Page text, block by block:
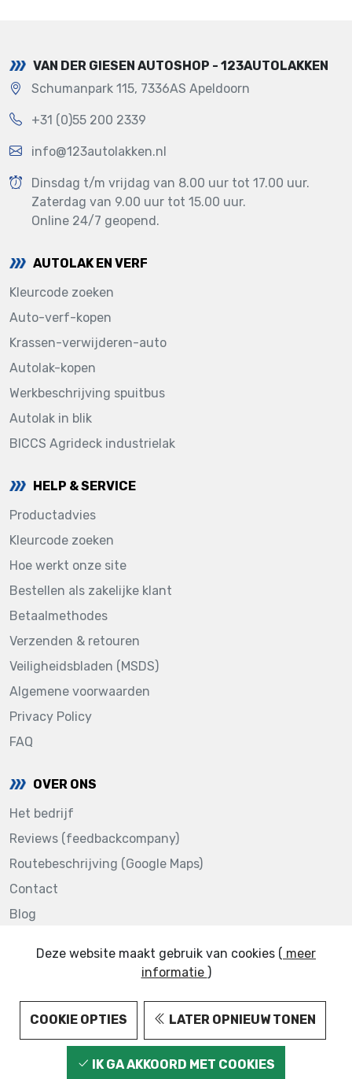
VAN DER GIESEN AUTOSHOP - 123AUTOLAKKEN
Schumanpark 115, 7336AS Apeldoorn
+31 (0)55 200 2339
info@123autolakken.nl
Dinsdag t/m vrijdag van 8.00 uur tot 17.00 uur.
Zaterdag van 9.00 uur tot 15.00 uur.
Online 24/7 geopend.
AUTOLAK EN VERF
Kleurcode zoeken
Auto-verf-kopen
Krassen-verwijderen-auto
Autolak-kopen
Werkbeschrijving spuitbus
Autolak in blik
BICCS Agrideck industrielak
HELP & SERVICE
Productadvies
Kleurcode zoeken
Hoe werkt onze site
Bestellen als zakelijke klant
Betaalmethodes
Verzenden & retouren
Veiligheidsbladen (MSDS)
Algemene voorwaarden
Privacy Policy
FAQ
OVER ONS
Het bedrijf
Reviews (feedbackcompany)
Routebeschrijving (Google Maps)
Contact
Blog
Deze website maakt gebruik van cookies ( meer
informatie )
COOKIE OPTIES LATER OPNIEUW TONEN
IK GA AKKOORD MET COOKIES